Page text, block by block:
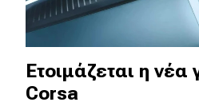
Ετοιμάζεται η νέα
Corsa